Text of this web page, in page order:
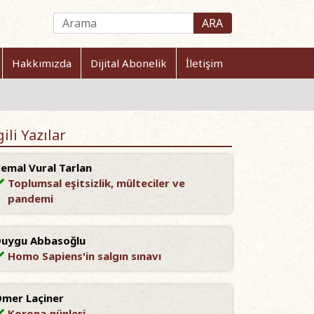
ARA
Hakkımızda Dijital Abonelik İletişim
Yazılar
Vural Tarlan
Toplumsal eşitsizlik, mülteciler ve
pandemi
Abbasoğlu
Homo Sapiens'in salgın sınavı
Laçiner